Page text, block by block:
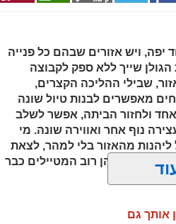
ויש אזורים שבהם כל פנייה
שייך ללא ספק לקבוצה
שבילי ההליכה הקצרים,
מאפשרים לבנות טיול שונה
ולחזור הביתה, אפשר לשלב
נוף אחר ואווירה שונה. מי
ליהנות מהאזור בלי למהר, לצאת
בשעות שבהן רוב המטיילים כבר
אותך גם